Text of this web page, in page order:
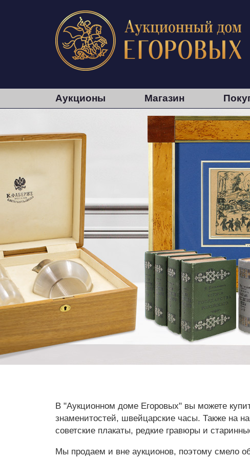
Аукционы Магазин
В "Аукционном доме Егоровых" вы можете
знаменитостей, швейцарские часы. Также на
советские плакаты, редкие гравюры и
Мы продаем и вне аукционов, поэтому смело